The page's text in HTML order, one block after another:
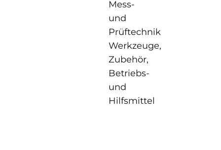
Mess-
und
Prüftechnik
Werkzeuge,
Zubehör,
Betriebs-
und
Hilfsmittel